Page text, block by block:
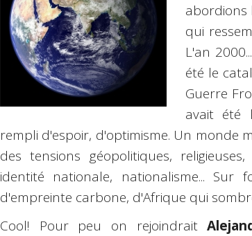
abordions
qui
L'an
été le
Guerre
avait été
rempli d'espoir, d'optimisme. Un monde
des tensions géopolitiques,
identité nationale, nationalisme... Sur
d'empreinte carbone, d'Afrique qui
Cool! Pour peu on rejoindrait